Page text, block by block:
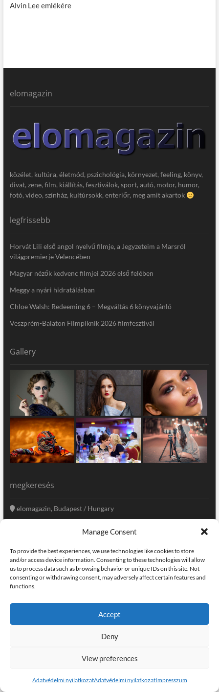
Manage Consent
To provide the best experiences, we use technologies like cookies to store
and/or access device information. Consenting to these technologies will allow
us to process data such as browsing behavior or unique IDs on this site. Not
consenting or withdrawing consent, may adversely affect certain features and
functions.
Accept
Deny
View preferences
Adatvédelmi nyilatkozatAdatvédelmi nyilatkozatImpresszum
Alvin Lee emlékére
elomagazin
közélet, kultúra, életmód, pszichológia, környezet, feeling, könyv,
divat, zene, film, kiállítás, fesztiválok, sport, autó, motor, humor,
fotó, video, színház, kultúrsokk, enteriőr, meg amit akartok
legfrissebb
Horvát Lili első angol nyelvű filmje, a Jegyzeteim a Marsról
világpremierje Velencében
Magyar nézők kedvenc filmjei 2026 első felében
Meggy a nyári hidratálásban
Chloe Walsh: Redeeming 6 – Megváltás 6 könyvajánló
Veszprém-Balaton Filmpiknik 2026 filmfesztivál
Gallery
megkeresés
elomagazin, Budapest / Hungary
szerkesztoseg@elomagazin.com
elomagazin
home adatvédelem impresszum kapcsolat
| © copyright, all right reserved